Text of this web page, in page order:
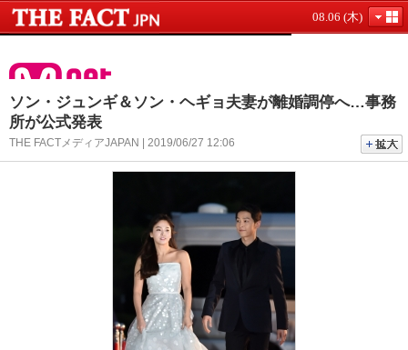
08.06 (木)
ソン・ジュンギ＆ソン・ヘギョ夫妻が離婚調停へ…事務
所が公式発表
THE FACTメディアJAPAN | 2019/06/27 12:06